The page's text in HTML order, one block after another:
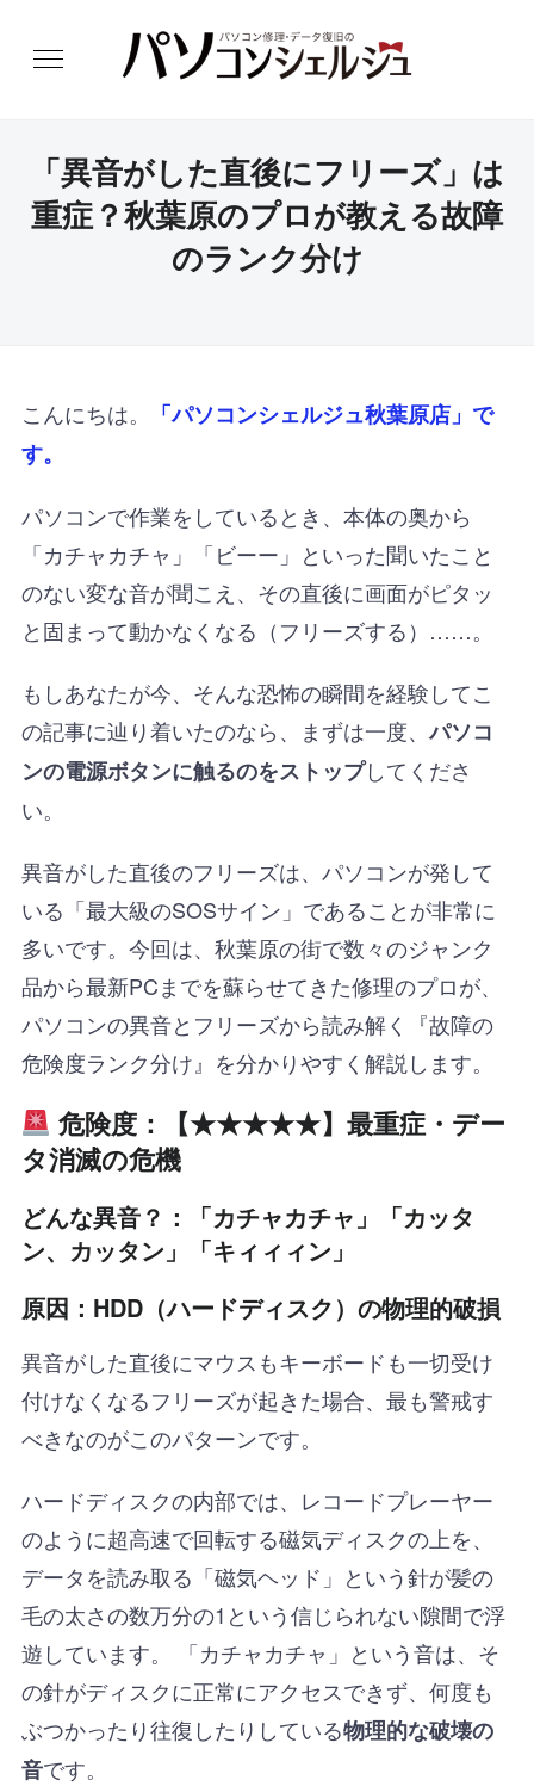
「異音がした直後にフリーズ」は
重症？秋葉原のプロが教える故障
のランク分け
こんにちは。
「パソコンシェルジュ秋葉原店」で
す。
パソコンで作業をしているとき、本体の奥から
「カチャカチャ」「ビーー」といった聞いたこと
のない変な音が聞こえ、その直後に画面がピタッ
と固まって動かなくなる（フリーズする）……。
もしあなたが今、そんな恐怖の瞬間を経験してこ
の記事に辿り着いたのなら、まずは一度、パソコ
ンの電源ボタンに触るのをストップしてくださ
い。
異音がした直後のフリーズは、パソコンが発して
いる「最大級のSOSサイン」であることが非常に
多いです。今回は、秋葉原の街で数々のジャンク
品から最新PCまでを蘇らせてきた修理のプロが、
パソコンの異音とフリーズから読み解く『故障の
危険度ランク分け』を分かりやすく解説します。
危険度：【★★★★★】最重症・デー
タ消滅の危機
どんな異音？：「カチャカチャ」「カッタ
ン、カッタン」「キィィィン」
原因：HDD（ハードディスク）の物理的破損
異音がした直後にマウスもキーボードも一切受け
付けなくなるフリーズが起きた場合、最も警戒す
べきなのがこのパターンです。
ハードディスクの内部では、レコードプレーヤー
のように超高速で回転する磁気ディスクの上を、
データを読み取る「磁気ヘッド」という針が髪の
毛の太さの数万分の1という信じられない隙間で浮
遊しています。 「カチャカチャ」という音は、そ
の針がディスクに正常にアクセスできず、何度も
ぶつかったり往復したりしている物理的な破壊の
音です。